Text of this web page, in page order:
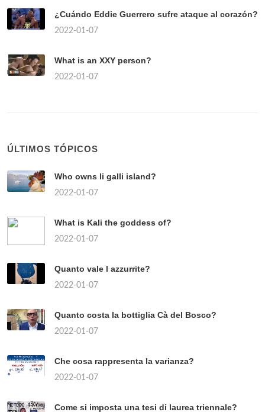
¿Cuándo Eddie Guerrero sufre ataque al corazón?
2022-01-07
What is an XXY person?
2022-01-07
ÚLTIMOS TÓPICOS
Who owns li galli island?
2022-01-07
What is Kali the goddess of?
2022-01-07
Quanto vale l azzurrite?
2022-01-07
Quanto costa la bottiglia Cà del Bosco?
2022-01-07
Che cosa rappresenta la varianza?
2022-01-07
Come si imposta una tesi di laurea triennale?